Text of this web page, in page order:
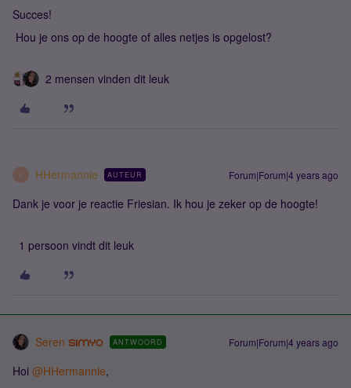
Succes!
Hou je ons op de hoogte of alles netjes is opgelost?
2 mensen vinden dit leuk
H HHermannie AUTEUR Forum|Forum|4 years ago
Dank je voor je reactie Friesian. Ik hou je zeker op de hoogte!
1 persoon vindt dit leuk
Seren ANTWOORD Forum|Forum|4 years ago
Hoi @HHermannie,